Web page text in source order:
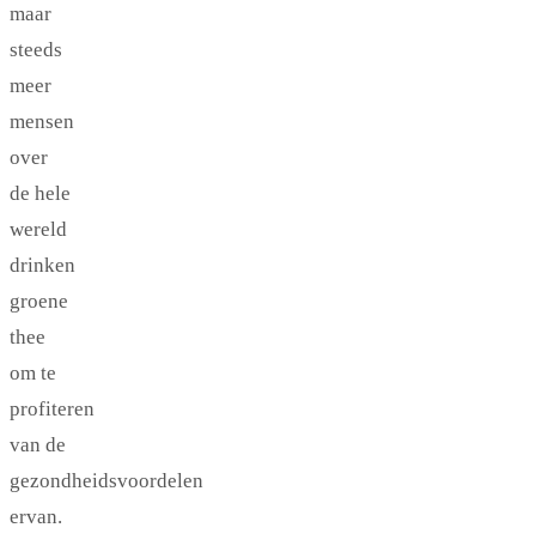
maar
steeds
meer
mensen
over
de hele
wereld
drinken
groene
thee
om te
profiteren
van de
gezondheidsvoordelen
ervan.